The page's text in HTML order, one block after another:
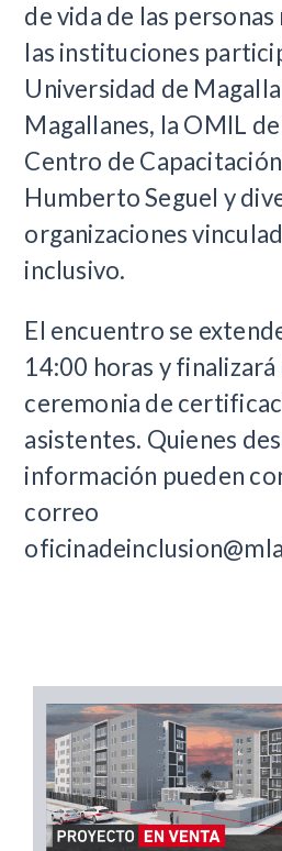
de vida de las
las instituciones
Universidad de
Magallanes, la OMIL
Centro de
Humberto Seguel y
organizaciones
inclusivo.
El encuentro se
14:00 horas y finalizará
ceremonia de
asistentes. Quienes
información pueden
correo